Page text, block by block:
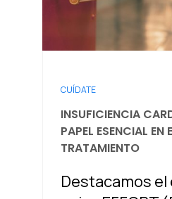
CUÍDATE
INSUFICIENCIA
PAPEL ESENCIAL EN
TRATAMIENTO
Destacamos